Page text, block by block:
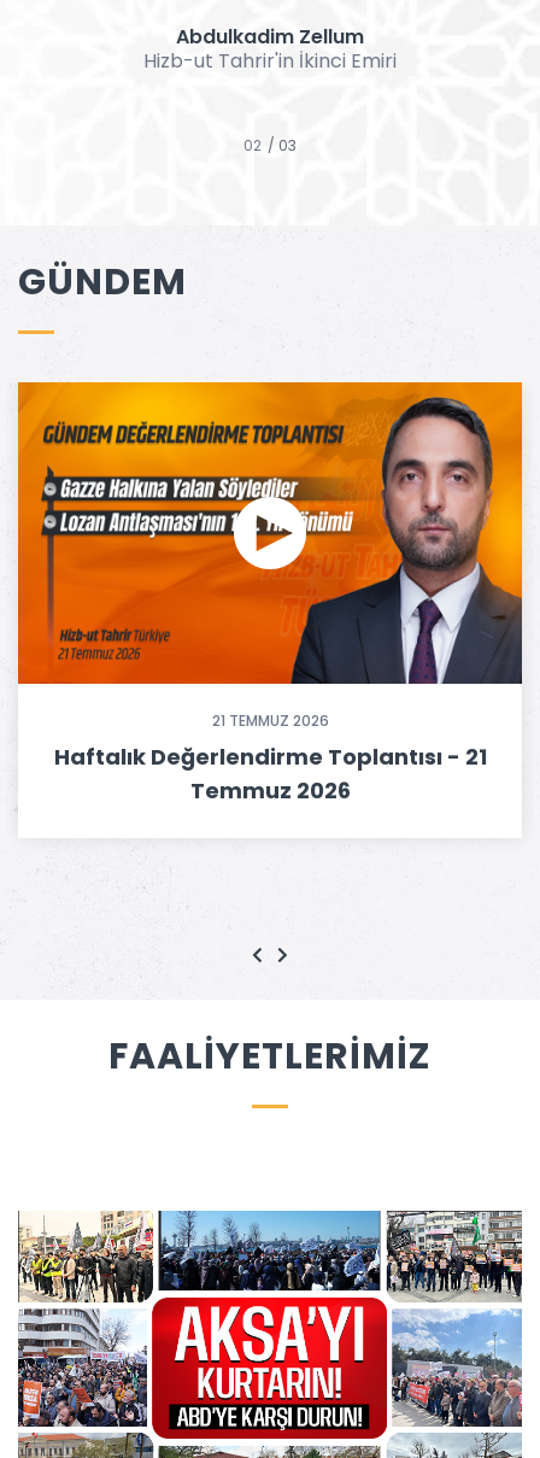
Abdulkadim Zellum
Hizb-ut Tahrir'in İkinci Emiri
/ 03
GÜNDEM
21 TEMMUZ 2026
Haftalık Değerlendirme Toplantısı - 21
Temmuz 2026
FAALİYETLERİMİZ